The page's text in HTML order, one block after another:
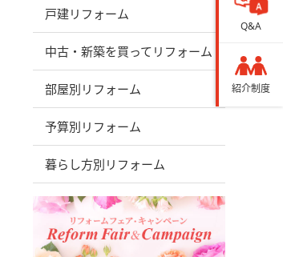
戸建リフォーム
中古・新築を買ってリフォーム
部屋別リフォーム
予算別リフォーム
暮らし方別リフォーム
Q&A
紹介制度